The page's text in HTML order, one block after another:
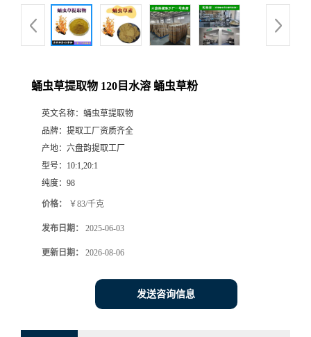
蛹虫草提取物 120目水溶 蛹虫草粉
英文名称： 蛹虫草提取物
品牌： 提取工厂资质齐全
产地： 六盘韵提取工厂
型号： 10:1,20:1
纯度： 98
价格： ￥83/千克
发布日期： 2025-06-03
更新日期： 2026-08-06
发送咨询信息